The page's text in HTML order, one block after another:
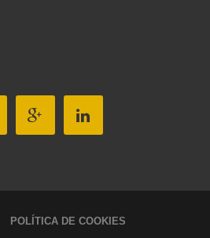
POLÍTICA DE COOKIES